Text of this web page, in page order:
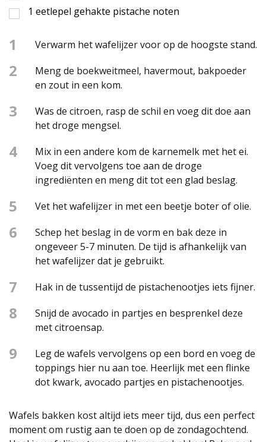
1 eetlepel gehakte pistache noten
1 Verwarm het wafelijzer voor op de hoogste stand.
2
Meng de boekweitmeel, havermout, bakpoeder
en zout in een kom.
3
Was de citroen, rasp de schil en voeg dit doe aan
het droge mengsel.
4
Mix in een andere kom de karnemelk met het ei.
Voeg dit vervolgens toe aan de droge
ingrediënten en meng dit tot een glad beslag.
5 Vet het wafelijzer in met een beetje boter of olie.
6
Schep het beslag in de vorm en bak deze in
ongeveer 5-7 minuten. De tijd is afhankelijk van
het wafelijzer dat je gebruikt.
7 Hak in de tussentijd de pistachenootjes iets fijner.
8
Snijd de avocado in partjes en besprenkel deze
met citroensap.
9
Leg de wafels vervolgens op een bord en voeg de
toppings hier nu aan toe. Heerlijk met een flinke
dot kwark, avocado partjes en pistachenootjes.
Wafels bakken kost altijd iets meer tijd, dus een perfect
moment om rustig aan te doen op de zondagochtend.